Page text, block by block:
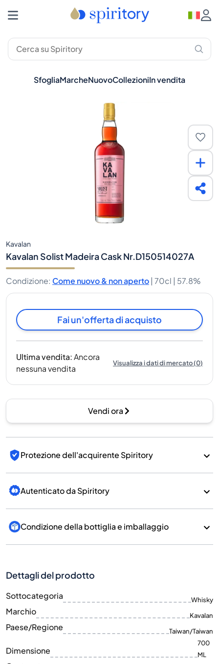
SfogliaMarcheNuovoCollezioniIn vendita
Kavalan
Kavalan Solist Madeira Cask Nr.D150514027A
Condizione: Come nuovo & non aperto | 70cl | 57.8%
Fai un'offerta di acquisto
Ultima vendita:Ancora
nessuna vendita
Visualizza i dati di mercato(0)
Vendi ora
Protezione dell'acquirente Spiritory
Autenticato da Spiritory
Condizione della bottiglia e imballaggio
Dettagli del prodotto
Sottocategoria Whisky
Marchio Kavalan
Paese/Regione Taiwan/Taiwan
Dimensione
700
ML